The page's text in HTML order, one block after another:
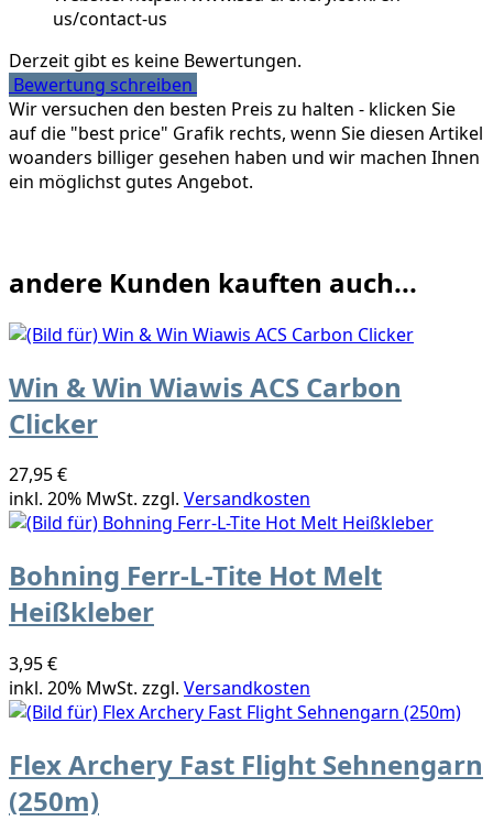
us/contact-us
Derzeit gibt es keine Bewertungen.
Bewertung schreiben
Wir versuchen den besten Preis zu halten - klicken Sie
auf die "best price" Grafik rechts, wenn Sie diesen Artikel
woanders billiger gesehen haben und wir machen Ihnen
ein möglichst gutes Angebot.
andere Kunden kauften auch...
Win & Win Wiawis ACS Carbon
Clicker
27,95 €
inkl. 20% MwSt. zzgl. Versandkosten
Bohning Ferr-L-Tite Hot Melt
Heißkleber
3,95 €
inkl. 20% MwSt. zzgl. Versandkosten
Flex Archery Fast Flight Sehnengarn
(250m)